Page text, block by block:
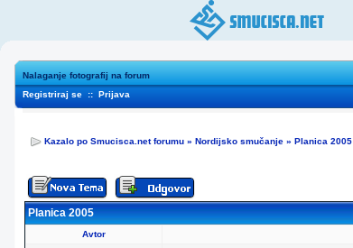
Nalaganje fotografij na forum
Registriraj se :: Prijava
Kazalo po Smucisca.net forumu » Nordijsko smučanje » Planica 2005
Planica 2005
Avtor